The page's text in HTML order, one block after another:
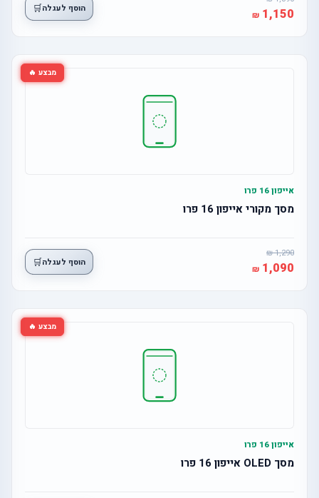
1,150 הוסף לעגלה🛒
מבצע 🔥
אייפון 16 פרו
מסך מקורי אייפון 16 פרו
1,290
1,090 הוסף לעגלה🛒
מבצע 🔥
אייפון 16 פרו
מסך OLED אייפון 16 פרו